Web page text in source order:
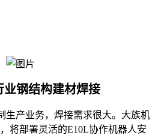
业钢结构建材焊接
生产业务，焊接需求很大。大族机
将部署灵活的E10L协作机器人安